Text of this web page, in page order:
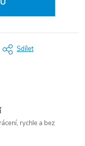
Sdílet
rychle a bez